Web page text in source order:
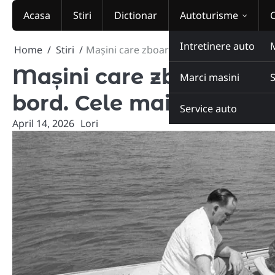
Skip
Acasa Stiri Dictionar Autoturisme
Intretinere auto
Marci masini
Service auto
Home Stiri Mașini care zboară, merg pe apă sau
Mașini care zboară,
bord. Cele mai ciudate
April 14, 2026 Lori